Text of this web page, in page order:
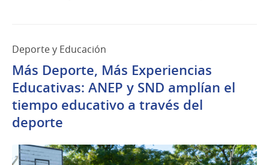
Deporte y Educación
Más Deporte, Más Experiencias
Educativas: ANEP y SND amplían el
tiempo educativo a través del
deporte